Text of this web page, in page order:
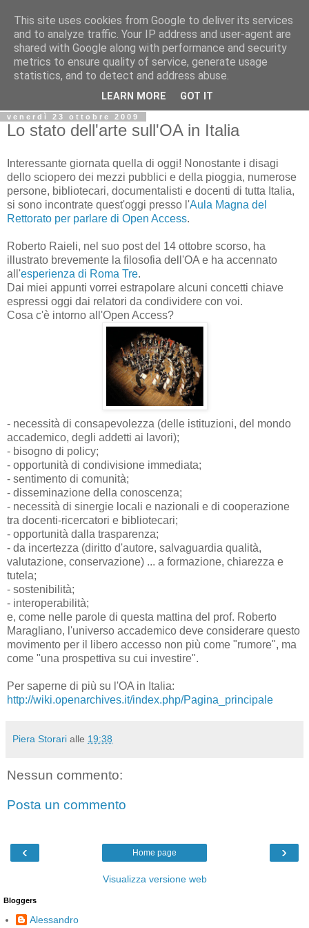
Biblio@rti in
Il Blog della Biblioteca di Area delle arti per condividere
informazioni iniziative incontri
venerdì 23 ottobre 2009
Lo stato dell'arte sull'OA in Italia
Interessante giornata quella di oggi! Nonostante i disagi
dello sciopero dei mezzi pubblici e della pioggia, numerose
persone, bibliotecari, documentalisti e docenti di tutta Italia,
si sono incontrate quest'oggi presso l'Aula Magna del
Rettorato per parlare di Open Access.
Roberto Raieli, nel suo post del 14 ottobre scorso, ha
illustrato brevemente la filosofia dell'OA e ha accennato
all'esperienza di Roma Tre.
Dai miei appunti vorrei estrapolare alcuni concetti chiave
espressi oggi dai relatori da condividere con voi.
Cosa c'è intorno all'Open Access?
- necessità di consapevolezza (delle istituzioni, del mondo
accademico, degli addetti ai lavori);
- bisogno di policy;
- opportunità di condivisione immediata;
- sentimento di comunità;
- disseminazione della conoscenza;
- necessità di sinergie locali e nazionali e di cooperazione
tra docenti-ricercatori e bibliotecari;
- opportunità dalla trasparenza;
- da incertezza (diritto d'autore, salvaguardia qualità,
valutazione, conservazione) ... a formazione, chiarezza e
tutela;
- sostenibilità;
- interoperabilità;
e, come nelle parole di questa mattina del prof. Roberto
Maragliano, l'universo accademico deve considerare questo
movimento per il libero accesso non più come "rumore", ma
come "una prospettiva su cui investire".
Per saperne di più su l'OA in Italia:
http://wiki.openarchives.it/index.php/Pagina_principale
Piera Storari alle 19:38
Nessun commento:
Posta un commento
‹ ›
Home page
Visualizza versione web
Bloggers
Alessandro
This site uses cookies from Google to deliver its services
and to analyze traffic. Your IP address and user-agent are
shared with Google along with performance and security
metrics to ensure quality of service, generate usage
statistics, and to detect and address abuse.
LEARN MORE GOT IT